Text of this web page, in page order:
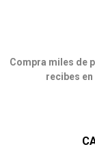
Compra miles de
recibes